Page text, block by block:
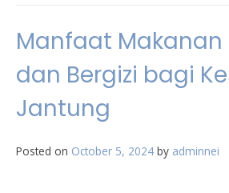
Manfaat Makanan
dan Bergizi bagi
Jantung
Posted on October 5, 2024 by adminnei